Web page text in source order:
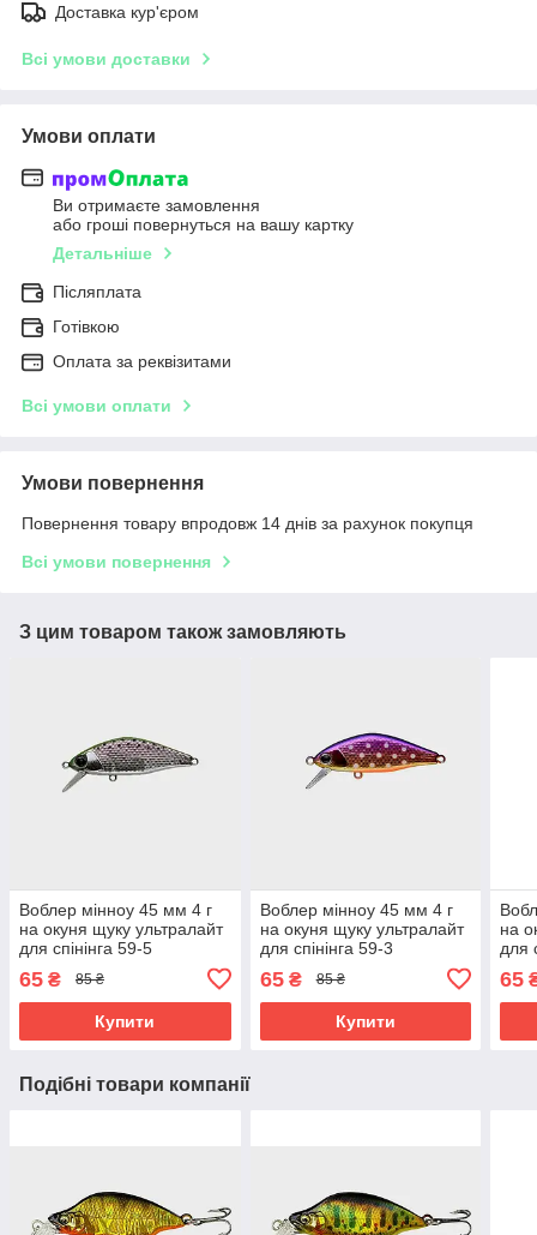
Доставка кур'єром
Всі умови доставки
Умови оплати
Ви отримаєте замовлення
або гроші повернуться на вашу картку
Детальніше
Післяплата
Готівкою
Оплата за реквізитами
Всі умови оплати
Умови повернення
Повернення товару впродовж 14 днів за рахунок покупця
Всі умови повернення
З цим товаром також замовляють
Воблер мінноу 45 мм 4 г
на окуня щуку ультралайт
для спінінга 59-5
65 ₴ 85 ₴
Купити
Воблер мінноу 45 мм 4 г
на окуня щуку ультралайт
для спінінга 59-3
65₴ 85 ₴
Купити
на
для
65
Подібні товари компанії